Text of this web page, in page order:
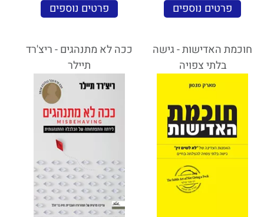
פרטים נוספים פרטים נוספים
חוכמת האדישות - גישה
בלתי צפויה
ככה לא מתנהגים - ריצ'רד
תיילר